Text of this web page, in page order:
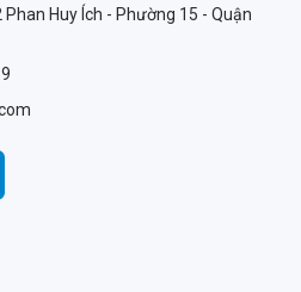
Huy Ích - Phường 15 - Quận